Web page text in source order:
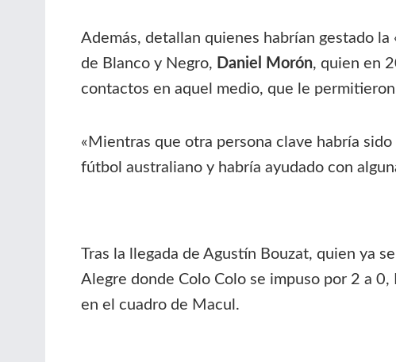
Además, detallan quienes habrían gestado
de Blanco y Negro, Daniel Morón, quien en
contactos en aquel medio, que le
«Mientras que otra persona clave habría sido
fútbol australiano y habría ayudado con
Tras la llegada de Agustín Bouzat, quien ya
Alegre donde Colo Colo se impuso por 2 a
en el cuadro de Macul.